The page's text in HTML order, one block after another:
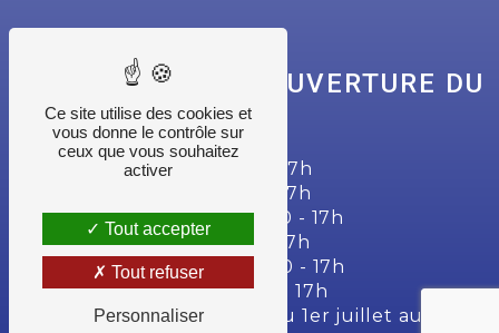
NOS HORAIRES D'OUVERTURE DU
SECRÉTARIAT
Lundi : 7h30 - 12h | 13h30 - 17h
Mardi : 7h30 - 12h | 13h30 - 17h
Mercredi : 7h30 - 12h | 13h30 - 17h
Jeudi : 7h30 - 12h | 13h30 - 17h
Vendredi : 7h30 - 12h | 13h30 - 17h
Samedi : 7h30 - 12h | 13h30 - 17h
Dimanche : 14h - 16h (sauf du 1er juillet au 10
Ce site utilise des cookies et
vous donne le contrôle sur
ceux que vous souhaitez
activer
Tout accepter
Tout refuser
Personnaliser